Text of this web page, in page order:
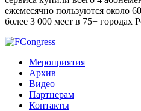
ежемесячно пользуются около
более 3 000 мест в 75+ городах
Мероприятия
Архив
Видео
Партнерам
Контакты